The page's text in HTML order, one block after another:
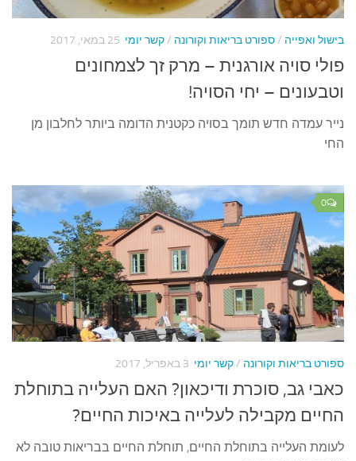
עצות סבתא
סבתא מספרת
נווה הבלוגים
קשר משפחתי
כתבו אלינו
בישול ואפייה /ספורט בריאות וקורונה /קשר יומי 25 במאי, 2017
פולי סויה אורגנית – מרק זך לצמחונים
וטבעונים – יחי הסויה!
נייר עמדה חדש תומך בסויה כקטנית הדומה ביותר לחלבון מן
החי
0
ספורט בריאות וקורונה /קשר יומי 3 באפריל, 2017
כאבי גב, סוכרת ודיכאון? האם העלייה בתוחלת
החיים מקבילה לעלייה באיכות החיים?
לעומת העלייה בתוחלת החיים, תוחלת החיים בבריאות טובה לא